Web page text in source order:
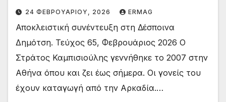
24 ΦΕΒΡΟΥΑΡΊΟΥ, 2026 ERMAG
Αποκλειστική συνέντευξη στη Δέσποινα
Δημότση. Τεύχος 65, Φεβρουάριος 2026 Ο
Στράτος Καμπισιούλης γεννήθηκε το 2007 στην
Αθήνα όπου και ζει έως σήμερα. Οι γονείς του
έχουν καταγωγή από την Αρκαδία.…